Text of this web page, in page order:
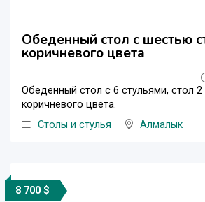
Обеденный стол с шестью
коричневого цвета
Обеденный стол с 6 стульями, стол 2
коричневого цвета.
Столы и стулья
Алмалык
8 700 $